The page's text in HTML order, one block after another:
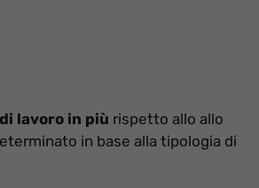
lavoro in più rispetto allo allo
in base alla tipologia di